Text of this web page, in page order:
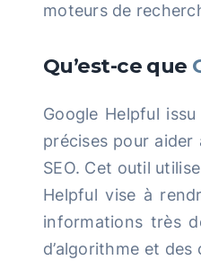
moteurs de
Qu’est-ce que
Google Helpful
précises pour
SEO. Cet outil
Helpful vise à
informations très
d’algorithme et